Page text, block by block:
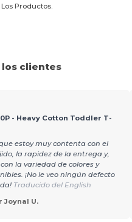
Productos.
los clientes
- Heavy Cotton Toddler T-
estoy muy contenta con el
la rapidez de la entrega y,
la variedad de colores y
¡No le veo ningún defecto
Traducido del English
Joynal U.